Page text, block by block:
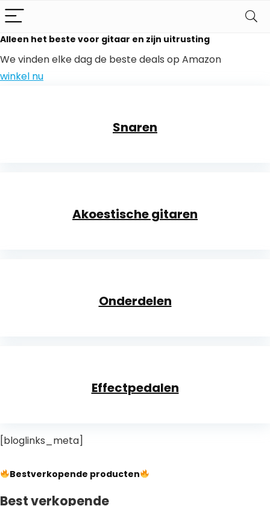
Alleen het beste voor gitaar en zijn uitrusting
We vinden elke dag de beste deals op Amazon
winkel nu
Snaren
Akoestische gitaren
Onderdelen
Effectpedalen
[bloglinks_meta]
Bestverkopende producten
Best verkopende